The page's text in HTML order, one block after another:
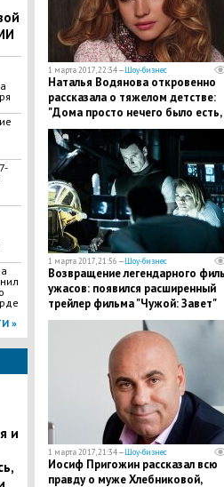
»
и
1 марта 2017, 22:34 —Шоу-бизнес
Наталья Водянова откровенно
рассказала о тяжелом детстве:
"Дома просто нечего было есть,
мальчики меня ненавидели"
1 марта 2017, 21:56 —Шоу-бизнес
Возвращение легендарного
ужасов: появился расширенный
трейлер фильма "Чужой: Завет"
Ридли Скотта
1 марта 2017, 21:34 —Шоу-бизнес
Иосиф Пригожин рассказал всю
правду о муже Хлебниковой,